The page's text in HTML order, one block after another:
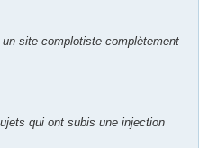
site complotiste complètement
qui ont subis une injection